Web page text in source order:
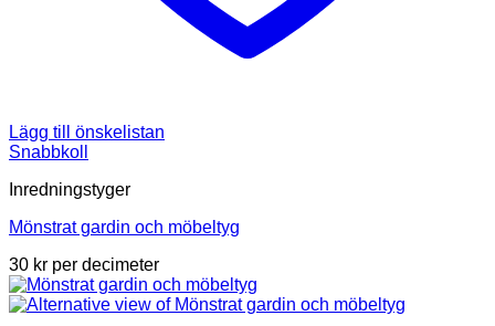
Lägg till önskelistan
Snabbkoll
Inredningstyger
Mönstrat gardin och möbeltyg
30 kr per decimeter